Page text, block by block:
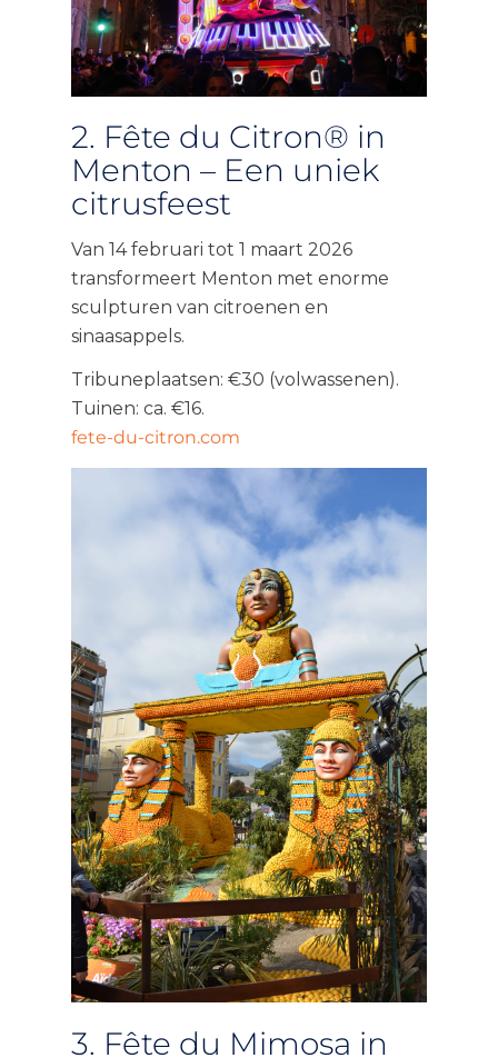
2. Fête du Citron® in
Menton – Een uniek
citrusfeest
Van 14 februari tot 1 maart 2026
transformeert Menton met enorme
sculpturen van citroenen en
sinaasappels.
Tribuneplaatsen: €30 (volwassenen).
Tuinen: ca. €16.
fete-du-citron.com
3. Fête du Mimosa in